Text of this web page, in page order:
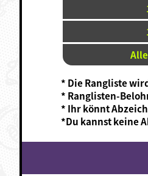
* Die Rangliste
* Ranglisten-
* Ihr könnt
*Du kannst keine